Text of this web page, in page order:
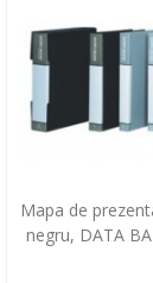
Mapa de
negru, DATA